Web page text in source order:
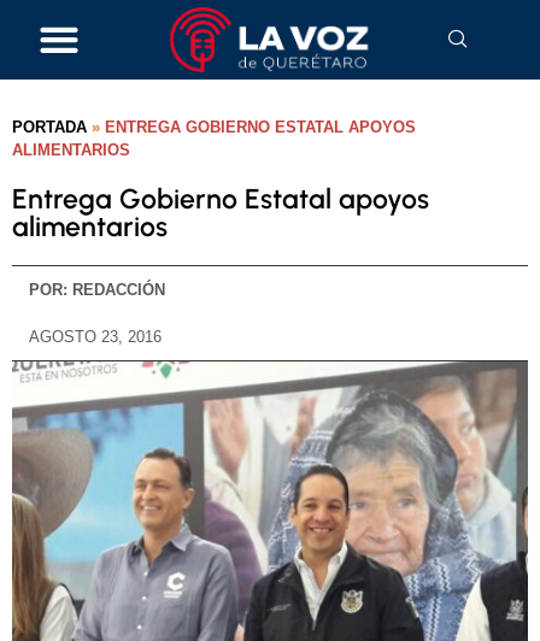
PORTADA » ENTREGA GOBIERNO ESTATAL APOYOS
ALIMENTARIOS
Entrega Gobierno Estatal apoyos
alimentarios
POR: REDACCIÓN
AGOSTO 23, 2016